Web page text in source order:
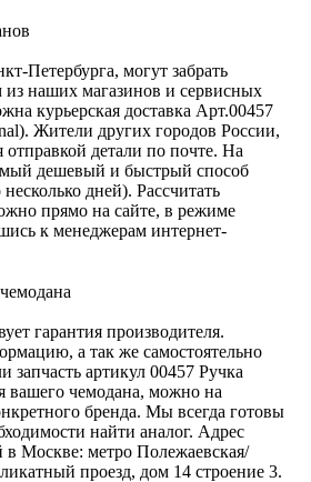
Петербурга, могут забрать
из наших магазинов и сервисных
курьерская доставка Арт.00457
Жители других городов России,
отправкой детали по почте. На
дешевый и быстрый способ
дней). Рассчитать
прямо на сайте, в режиме
к менеджерам интернет-
гарантия производителя.
а так же самостоятельно
запчасть артикул 00457 Ручка
вашего чемодана, можно на
бренда. Мы всегда готовы
найти аналог. Адрес
в Москве: метро Полежаевская/
проезд, дом 14 строение 3.